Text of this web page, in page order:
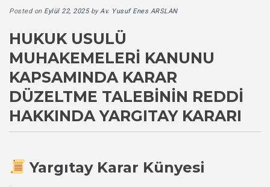
Posted on Eylül 22, 2025byAv. Yusuf Enes ARSLAN
HUKUK USULÜ
MUHAKEMELERI KANUNU
KAPSAMINDA KARAR
DÜZELTME TALEBININ REDDI
HAKKINDA YARGITAY KARARI
Yargıtay Karar Künyesi